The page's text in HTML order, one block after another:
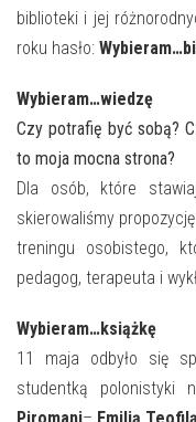
WYDARZENIA
E-INFORMATOR
O NAS
biblioteki i jej
roku hasło:
Wybieram…wiedzę
Czy potrafię być sobą?
to moja mocna strona?
Dla osób, które
skierowaliśmy
treningu osobistego,
pedagog, terapeuta i
Wybieram…książkę
11 maja odbyło się
studentką polonistyki